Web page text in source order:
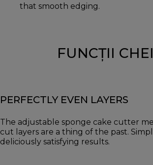
that smooth edging.
FUNCȚII
PERFECTLY EVEN LAYERS
The adjustable sponge cake cutter
cut layers are a thing of the past.
deliciously satisfying results.